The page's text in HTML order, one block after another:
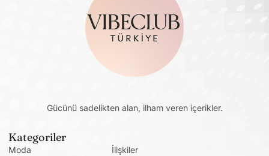
Gücünü sadelikten alan, ilham veren içerikler.
Kategoriler
Moda
İlişkiler